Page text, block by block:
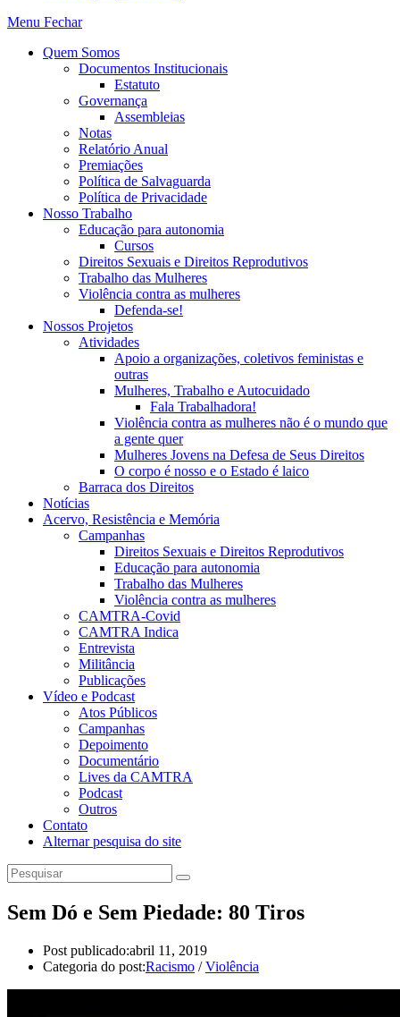
Menu Fechar
Quem Somos
Documentos Institucionais
Estatuto
Governança
Assembleias
Notas
Relatório Anual
Premiações
Política de Salvaguarda
Política de Privacidade
Nosso Trabalho
Educação para autonomia
Cursos
Direitos Sexuais e Direitos Reprodutivos
Trabalho das Mulheres
Violência contra as mulheres
Defenda-se!
Nossos Projetos
Atividades
Apoio a organizações, coletivos feministas e
outras
Mulheres, Trabalho e Autocuidado
Fala Trabalhadora!
Violência contra as mulheres não é o mundo que
a gente quer
Mulheres Jovens na Defesa de Seus Direitos
O corpo é nosso e o Estado é laico
Barraca dos Direitos
Notícias
Acervo, Resistência e Memória
Campanhas
Direitos Sexuais e Direitos Reprodutivos
Educação para autonomia
Trabalho das Mulheres
Violência contra as mulheres
CAMTRA-Covid
CAMTRA Indica
Entrevista
Militância
Publicações
Vídeo e Podcast
Atos Públicos
Campanhas
Depoimento
Documentário
Lives da CAMTRA
Podcast
Outros
Contato
Alternar pesquisa do site
Sem Dó e Sem Piedade: 80 Tiros
Post publicado:abril 11, 2019
Categoria do post:Racismo / Violência